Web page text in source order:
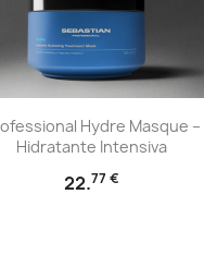
Hydre Masque –
Hidratante Intensiva
22.77 €